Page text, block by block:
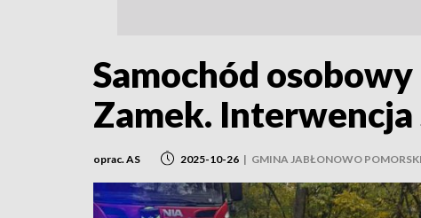
Samochód
Zamek.
oprac. AS 2025-10-26 | GMINA JABŁONOWO